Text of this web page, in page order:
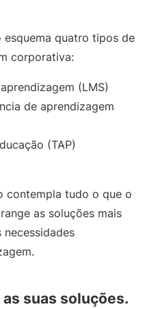
esquema quatro tipos de
corporativa:
(LMS)
de aprendizagem
(TAP)
contempla tudo o que o
as soluções mais
as suas soluções.